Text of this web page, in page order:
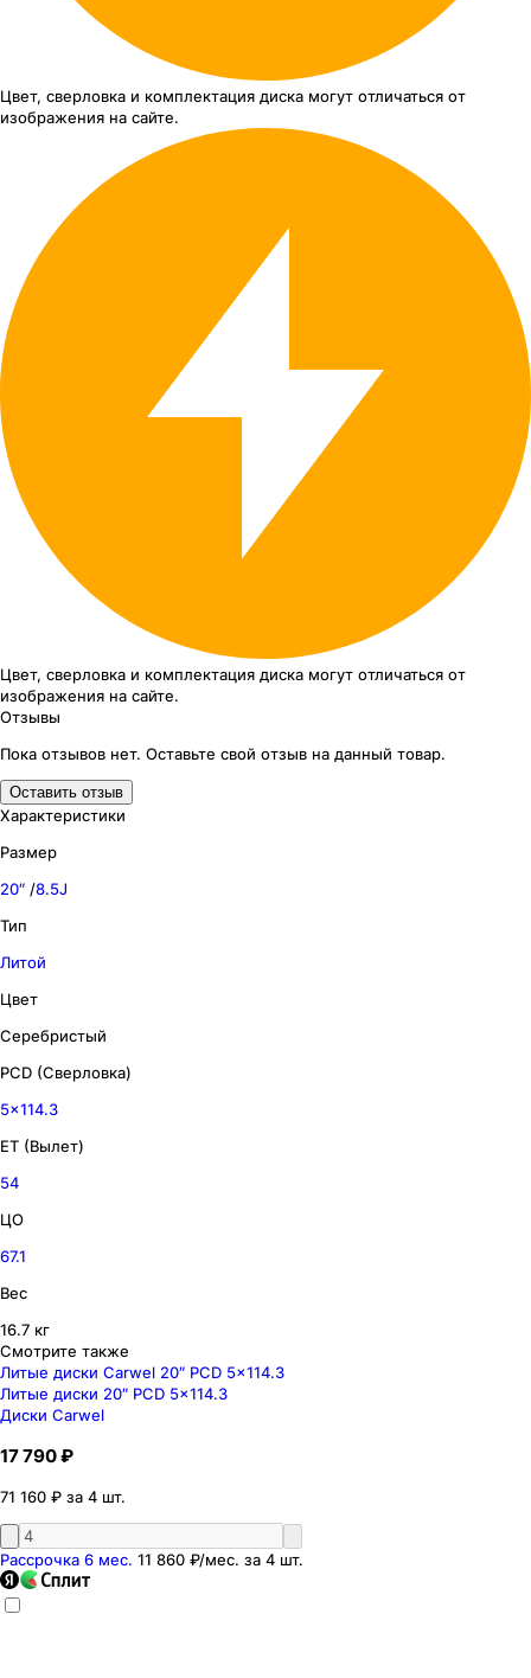
Цвет, сверловка и комплектация диска могут отличаться от
изображения на сайте.
Цвет, сверловка и комплектация диска могут отличаться от
изображения на сайте.
Отзывы
Пока отзывов нет. Оставьте свой отзыв на данный товар.
Оставить отзыв
Характеристики
Размер
20″ /8.5J
Тип
Литой
Цвет
Серебристый
PCD (Сверловка)
5x114.3
ET (Вылет)
54
ЦО
67.1
Вес
16.7 кг
Смотрите также
Литые диски Carwel 20″ PCD 5x114.3
Литые диски 20″ PCD 5x114.3
Диски Carwel
17 790 ₽
71 160 ₽ за 4 шт.
Рассрочка 6 мес. 11 860 ₽/мес. за 4 шт.